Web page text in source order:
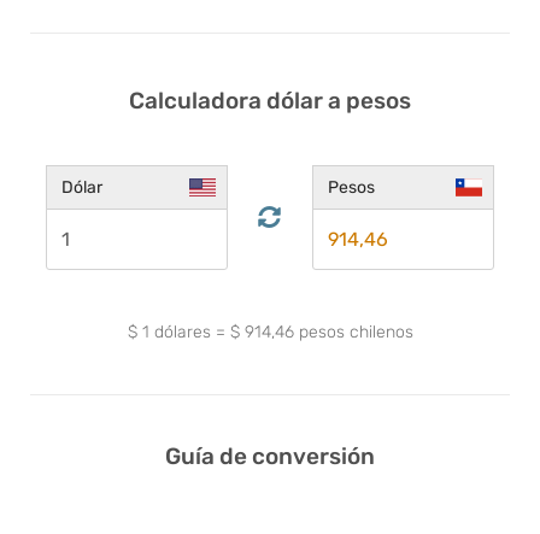
Calculadora dólar a pesos
Dólar Pesos
$ 1 dólares = $ 914,46pesos chilenos
Guía de conversión